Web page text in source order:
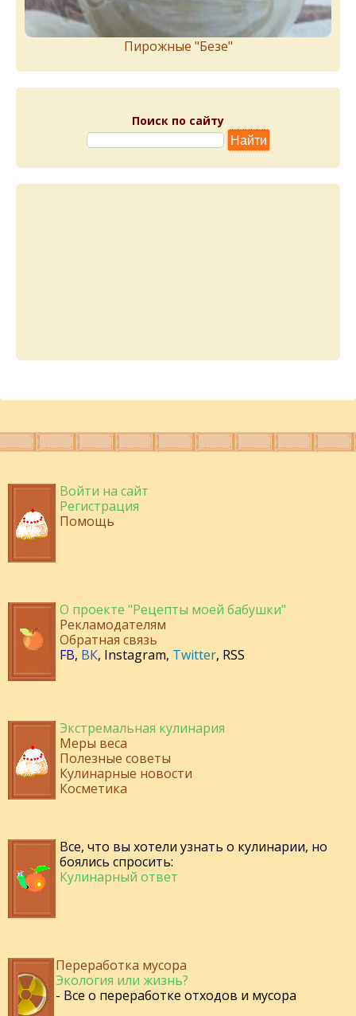
Пирожныe "Бeзe"
Поиск по сайту
Войти на сайт
Регистрация
Помощь
О проекте "Рецепты моей бабушки"
Рекламодателям
Обратная связь
FB, ВК, Instagram, Twitter, RSS
Экстремальная кулинария
Меры веса
Полезные советы
Кулинарные новости
Косметика
Все, что вы хотели узнать о кулинарии, но
боялись спросить:
Кулинарный ответ
Переработка мусора
Экология или жизнь?
- Все о переработке отходов и мусора